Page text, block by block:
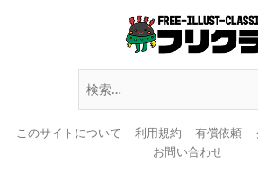
このサイトについて 利用規約 有償依頼
お問い合わせ